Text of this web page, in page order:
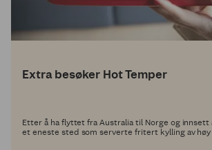
Extra besøker Hot Temper
Etter å ha flyttet fra Australia til Norge og
et eneste sted som serverte fritert kylling av